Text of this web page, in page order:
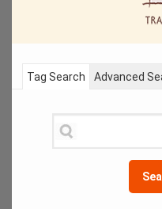
Tag Search Advanced